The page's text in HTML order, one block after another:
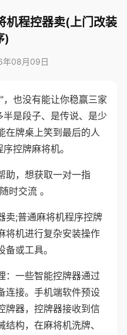
机程控器卖(上门改装
)
年08月09日
也没有能让你稳赢三家
是段子、是传说、是少
在牌桌上笑到最后的人
控牌麻将机。
助，想获取一对一指
时交流 。
卖;普通麻将机程序控牌
将机进行复杂安装操作
或工具。
：一些智能控牌器通过
连接。手机端软件预设
牌器，控牌器接收到信
构，在麻将机洗牌、